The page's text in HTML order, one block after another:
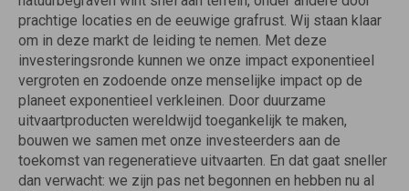
prachtige locaties en de eeuwige grafrust. Wij staan klaar
om in deze markt de leiding te nemen. Met deze
investeringsronde kunnen we onze impact exponentieel
vergroten en zodoende onze menselijke impact op de
planeet exponentieel verkleinen. Door duurzame
uitvaartproducten wereldwijd toegankelijk te maken,
bouwen we samen met onze investeerders aan de
toekomst van regeneratieve uitvaarten. En dat gaat sneller
dan verwacht: we zijn pas net begonnen en hebben nu al